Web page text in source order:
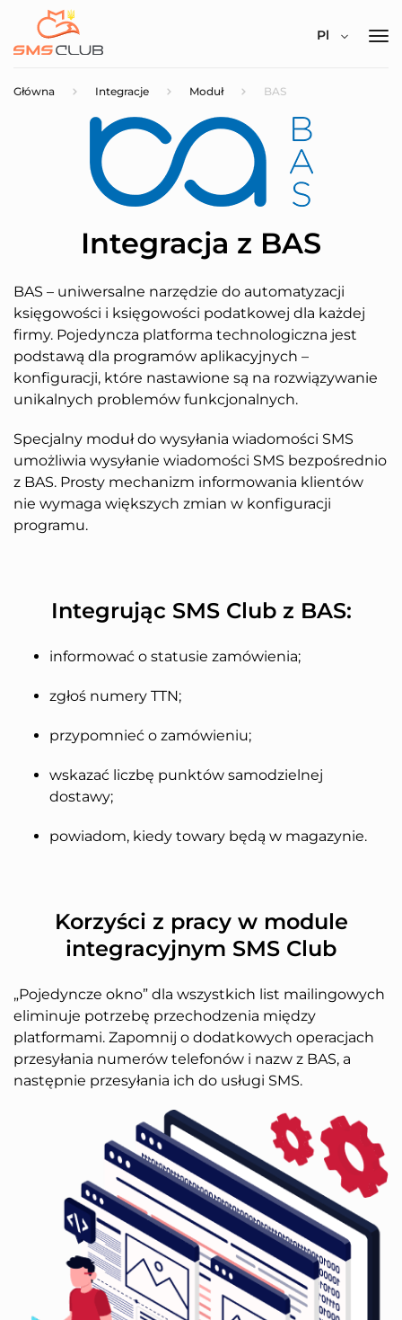
Pl
Główna Integracje Moduł BAS
Integracja z BAS
BAS – uniwersalne narzędzie do automatyzacji
księgowości i księgowości podatkowej dla każdej
firmy. Pojedyncza platforma technologiczna jest
podstawą dla programów aplikacyjnych –
konfiguracji, które nastawione są na rozwiązywanie
unikalnych problemów funkcjonalnych.
Specjalny moduł do wysyłania wiadomości SMS
umożliwia wysyłanie wiadomości SMS bezpośrednio
z BAS. Prosty mechanizm informowania klientów
nie wymaga większych zmian w konfiguracji
programu.
Integrując SMS Club z BAS:
informować o statusie zamówienia;
zgłoś numery TTN;
przypomnieć o zamówieniu;
wskazać liczbę punktów samodzielnej
dostawy;
powiadom, kiedy towary będą w magazynie.
Korzyści z pracy w module
integracyjnym SMS Club
„Pojedyncze okno” dla wszystkich list mailingowych
eliminuje potrzebę przechodzenia między
platformami. Zapomnij o dodatkowych operacjach
przesyłania numerów telefonów i nazw z BAS, a
następnie przesyłania ich do usługi SMS.